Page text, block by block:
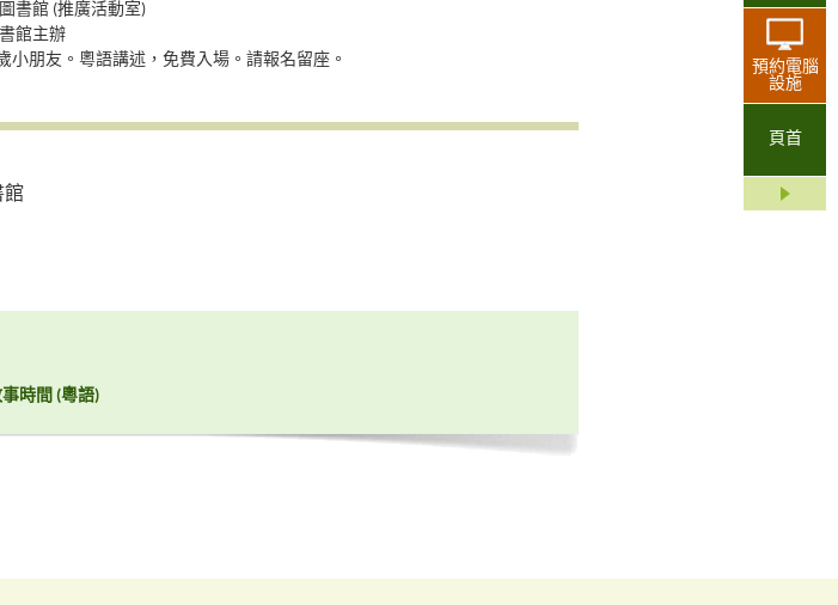
預約電腦
設施
頁首
書館 (推廣活動室)
館主辦
小朋友。粵語講述，免費入場。請報名留座。
館
時間 (粵語)